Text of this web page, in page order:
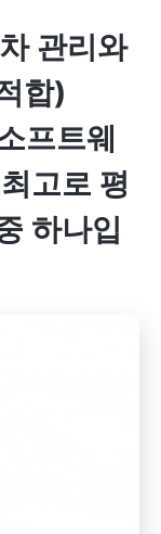
관리와
합)
프트웨
고로 평
하나입